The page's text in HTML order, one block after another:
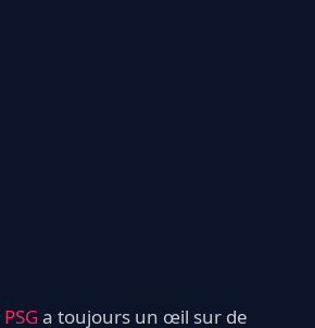
PSGa toujours un œil sur de